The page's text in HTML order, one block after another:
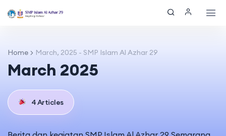
Home March, 2025 - SMP Islam Al Azhar 29
March 2025
4 Articles